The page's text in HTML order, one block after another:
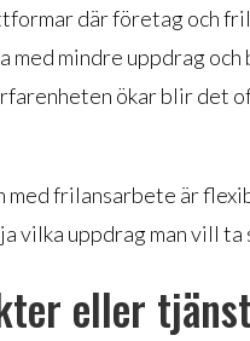
där företag och
med mindre uppdrag
ökar blir det
med frilansarbete är
vilka uppdrag man vill ta
eller